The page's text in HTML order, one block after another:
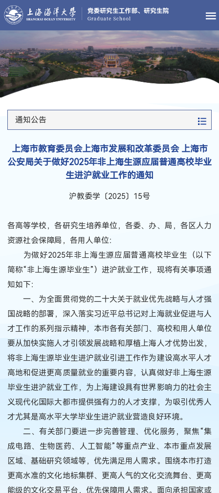
通知公告
上海市教育委员会上海市发展和改革委员会 上海市
公安局关于做好2025年非上海生源应届普通高校毕业
生进沪就业工作的通知
沪教委学〔2025〕15号
各高等学校，各研究生培养单位，各委、办、局，各区人力
资源社会保障局，各用人单位：
为做好2025年非上海生源应届普通高校毕业生（以下
简称“非上海生源毕业生”）进沪就业工作，现将有关事项通
知如下：
一、为全面贯彻党的二十大关于就业优先战略与人才强
国战略的部署，深入落实习近平总书记对上海就业促进与人
才工作的系列指示精神，本市各有关部门、高校和用人单位
要从加快实施人才引领发展战略和厚植上海人才优势出发，
将非上海生源毕业生进沪就业引进工作作为建设高水平人才
高地和促进更高质量就业的重要内容，认真做好非上海生源
毕业生进沪就业工作，为上海建设具有世界影响力的社会主
义现代化国际大都市提供强有力的人才支撑，为吸引优秀人
才尤其是高水平大学毕业生进沪就业营造良好环境。
二、有关部门要进一步完善管理、优化服务，聚焦“集
成电路、生物医药、人工智能”等重点产业、本市重点发展
区域、基础研究领域等，优先满足用人需求。围绕本市打造
更高水准的文化地标集群、更高人气的文化交流舞台、更高
能级的文化交易平台，优先保障用人需求。面向承担国家或